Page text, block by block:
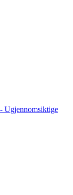
Ugjennomsiktige